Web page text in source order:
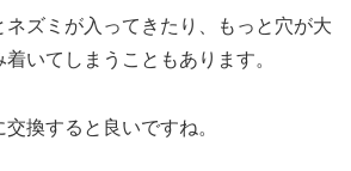
ネズミが入ってきたり、もっと穴が大
いてしまうこともあります。
換すると良いですね。